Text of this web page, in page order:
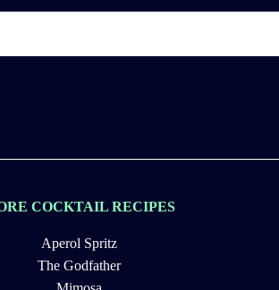
COCKTAIL RECIPES
Aperol Spritz
The Godfather